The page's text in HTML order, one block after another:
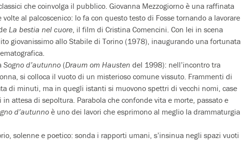
che coinvolga il pubblico. Giovanna Mezzogiorno è una raffinata
al palcoscenico: lo fa con questo testo di Fosse tornando a lavorare
La bestia nel cuore , il film di Cristina Comencini. Con lei in scena
giovanissimo allo Stabile di Torino (1978), inaugurando una fortunata
Sogno d’autunno (Draum om Hausten del 1998): nell’incontro tra
si colloca il vuoto di un misterioso comune vissuto. Frammenti di
di minuti, ma in quegli istanti si muovono spettri di vecchi nomi, case
attesa di sepoltura. Parabola che confonde vita e morte, passato e
d’autunno è uno dei lavori che esprimono al meglio la drammaturgia
solenne e poetico: sonda i rapporti umani, s’insinua negli spazi vuoti